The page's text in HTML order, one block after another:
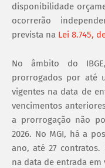
disponibilidade
ocorrerão
prevista na Lei 8.745,
No âmbito do
prorrogados por até
vigentes na data de
vencimentos
a prorrogação não
2026. No MGI, há a
ano, até 27 contratos.
na data de entrada